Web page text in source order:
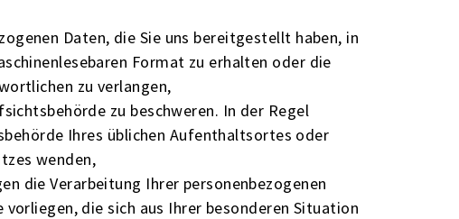
Daten, die Sie uns bereitgestellt haben, in
Format zu erhalten oder die
zu verlangen,
zu beschweren. In der Regel
Ihres üblichen Aufenthaltsortes oder
wenden,
die Verarbeitung Ihrer personenbezogenen
die sich aus Ihrer besonderen Situation